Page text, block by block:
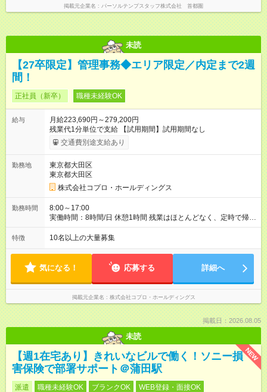
掲載元企業名 パーソルテンプスタッフ株式会社 首都圏
未読
【27卒限定】管理事務◆エリア限定／内定まで2週
間！
正社員（新卒） 職種未経験OK
給与
月給223,690円～279,200円
残業代1分単位で支給 【試用期間】試用期間なし
交通費別途支給あり
勤務地
東京都大田区
東京都大田区
株式会社コプロ・ホールディングス
勤務時間
8:00～17:00
実働時間：8時間/日 休憩1時間 残業はほとんどなく、定時で帰れ
る日が多い働き方です。 毎日の業務は進捗管理や事務が中心な
ので、 「今日やるべき仕事」が終われば、自然と区切りをつけ
方を大切にしています。
特徴 10名以上の大量募集
気になる！ 応募する 詳細へ
掲載元企業名 株式会社コプロ・ホールディングス
掲載日：2026.08.05
未読
NEW
【週1在宅あり】きれいなビルで働く！ソニー損
害保険で部署サポート＠蒲田駅
派遣 職種未経験OK ブランクOK WEB登録・面接OK